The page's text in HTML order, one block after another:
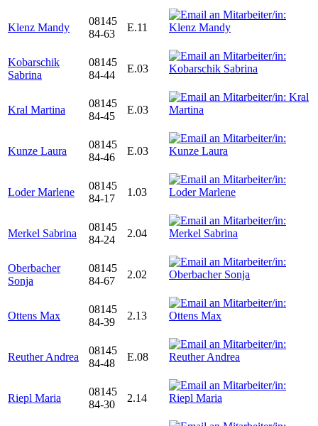
Klenz Mandy
08145
84-63
E.11
Kobarschik
Sabrina
08145
84-44
E.03
Kral Martina
08145
84-45
E.03
Kunze Laura
08145
84-46
E.03
Loder Marlene
08145
84-17
1.03
Merkel Sabrina
08145
84-24
2.04
Oberbacher
Sonja
08145
84-67
2.02
Ottens Max
08145
84-39
2.13
Reuther Andrea
08145
84-48
E.08
Riepl Maria
08145
84-30
2.14